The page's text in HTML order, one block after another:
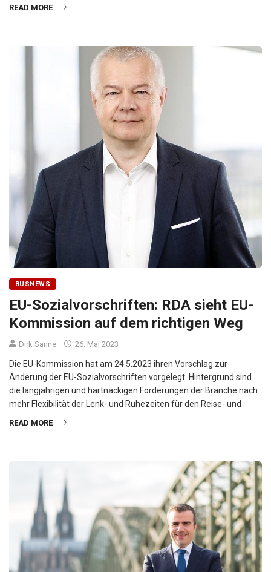
READ MORE
BUSNEWS
EU-Sozialvorschriften: RDA sieht EU-
Kommission auf dem richtigen Weg
Dirk Sanne 26. Mai 2023
Die EU-Kommission hat am 24.5.2023 ihren Vorschlag zur
Änderung der EU-Sozialvorschriften vorgelegt. Hintergrund sind
die langjährigen und hartnäckigen Forderungen der Branche nach
mehr Flexibilität der Lenk- und Ruhezeiten für den Reise- und
READ MORE